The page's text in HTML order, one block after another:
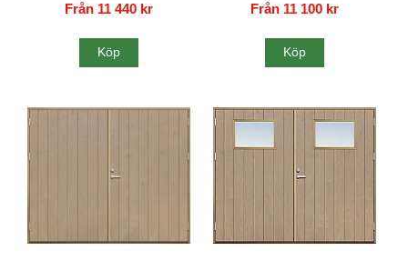
Från 11 440 kr
Köp
Från 11 100 kr
Köp